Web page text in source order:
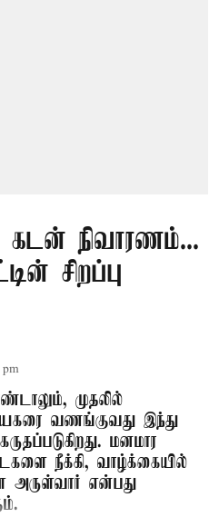
கடன் நிவாரணம்...
சிறப்பு
முதலில்
வணங்குவது இந்து
மனமார
நீக்கி, வாழ்க்கையில்
அருள்வார் என்பது